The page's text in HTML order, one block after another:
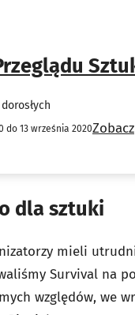
do 13 września 2020Zobacz
dla sztuki
mieli
Survival na
względów, we